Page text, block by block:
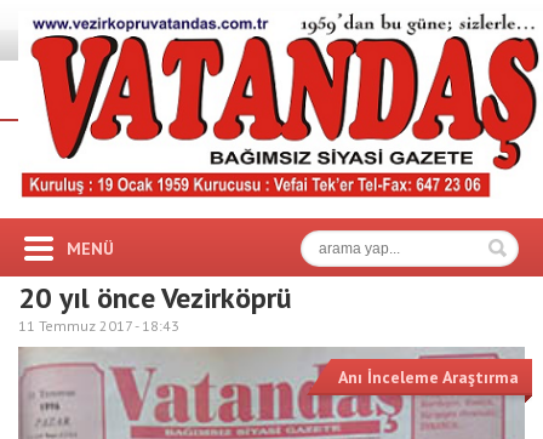
MENÜ
20 yıl önce Vezirköprü
11 Temmuz 2017 - 18:43
Anı İnceleme Araştırma